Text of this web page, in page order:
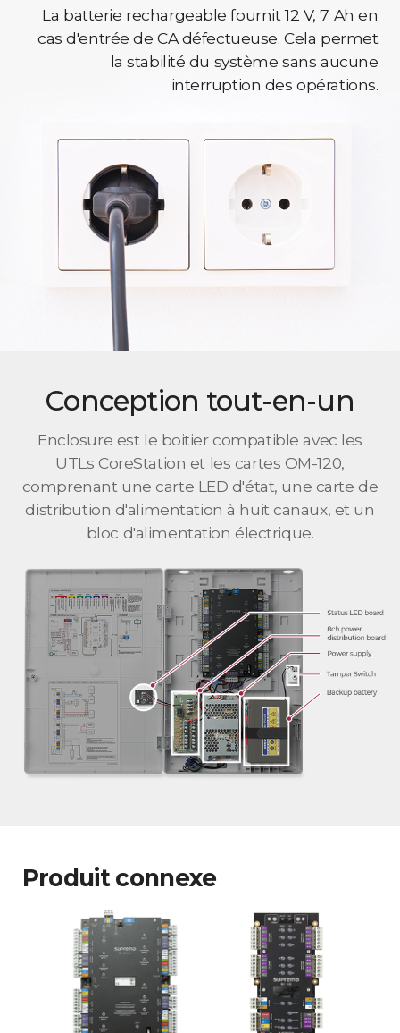
La batterie rechargeable fournit 12 V, 7 Ah en
cas d'entrée de CA défectueuse. Cela permet
la stabilité du système sans aucune
interruption des opérations.
Conception tout-en-un
Enclosure est le boitier compatible avec les
UTLs CoreStation et les cartes OM-120,
comprenant une carte LED d'état, une carte de
distribution d'alimentation à huit canaux, et un
bloc d'alimentation électrique.
Produit connexe